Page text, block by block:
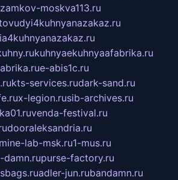
moskva113.ru
kuhnyaekuhnyaafabrika.ru
e-abis1c.ru
kts-services.rudark-sand.ru
x-legion.rusib-archives.ru
venda-festival.ru
dooraleksandria.ru
mine-lab-msk.ru1-mus.ru
damn.rupurse-factory.ru
adler-jun.rubandamn.ru